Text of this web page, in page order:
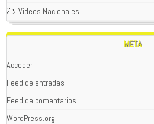
Videos Nacionales
META
Acceder
Feed de entradas
Feed de comentarios
WordPress.org